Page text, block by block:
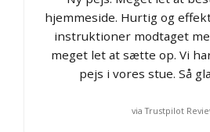
hjemmeside. Hurtig og
instruktioner modtaget
meget let at sætte op. Vi
pejs i vores stue. Så
via Trustpilot